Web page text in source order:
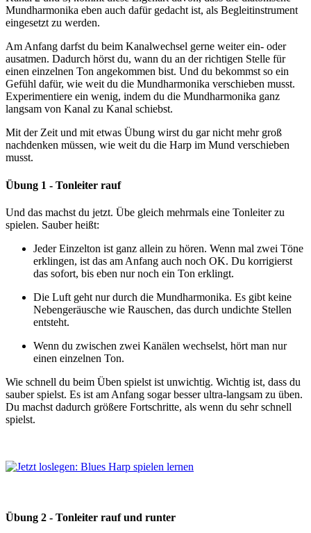
Mundharmonika eben auch dafür gedacht ist, als Begleitinstrument
eingesetzt zu werden.
Am Anfang darfst du beim Kanalwechsel gerne weiter ein- oder
ausatmen. Dadurch hörst du, wann du an der richtigen Stelle für
einen einzelnen Ton angekommen bist. Und du bekommst so ein
Gefühl dafür, wie weit du die Mundharmonika verschieben musst.
Experimentiere ein wenig, indem du die Mundharmonika ganz
langsam von Kanal zu Kanal schiebst.
Mit der Zeit und mit etwas Übung wirst du gar nicht mehr groß
nachdenken müssen, wie weit du die Harp im Mund verschieben
musst.
Übung 1 - Tonleiter rauf
Und das machst du jetzt. Übe gleich mehrmals eine Tonleiter zu
spielen. Sauber heißt:
Jeder Einzelton ist ganz allein zu hören. Wenn mal zwei Töne
erklingen, ist das am Anfang auch noch OK. Du korrigierst
das sofort, bis eben nur noch ein Ton erklingt.
Die Luft geht nur durch die Mundharmonika. Es gibt keine
Nebengeräusche wie Rauschen, das durch undichte Stellen
entsteht.
Wenn du zwischen zwei Kanälen wechselst, hört man nur
einen einzelnen Ton.
Wie schnell du beim Üben spielst ist unwichtig. Wichtig ist, dass du
sauber spielst. Es ist am Anfang sogar besser ultra-langsam zu üben.
Du machst dadurch größere Fortschritte, als wenn du sehr schnell
spielst.
Übung 2 - Tonleiter rauf und runter